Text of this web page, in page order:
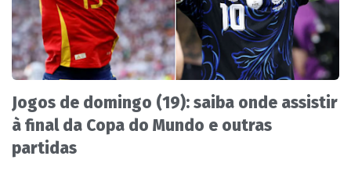
Jogos de domingo (19): saiba onde assistir
à final da Copa do Mundo e outras
partidas